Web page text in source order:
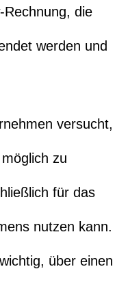
Rechnung, die
werden und
versucht,
zu
für das
nutzen kann.
über einen